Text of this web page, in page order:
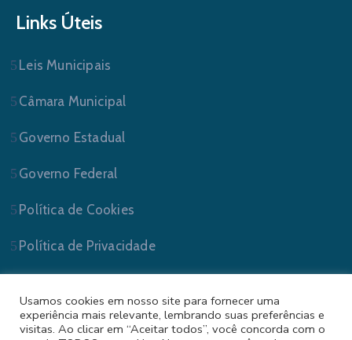
Links Úteis
Leis Municipais
Câmara Municipal
Governo Estadual
Governo Federal
Política de Cookies
Política de Privacidade
Usamos cookies em nosso site para fornecer uma
experiência mais relevante, lembrando suas preferências e
visitas. Ao clicar em “Aceitar todos”, você concorda com o